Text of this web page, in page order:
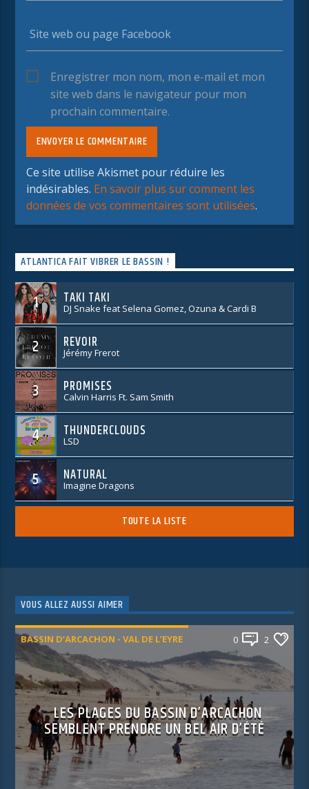
Enregistrer mon nom, mon e-mail et mon
site web dans le navigateur pour mon
prochain commentaire.
Ce site utilise Akismet pour réduire les
indésirables. En savoir plus sur comment les
données de vos commentaires sont utilisées.
ATLANTICA FAIT VIBRER LE BASSIN !
1 TAKI TAKI
DJ Snake feat Selena Gomez, Ozuna & Cardi B
2 REVOIR
Jérémy Frerot
3 PROMISES
Calvin Harris Ft. Sam Smith
4 THUNDERCLOUDS
LSD
5 NATURAL
Imagine Dragons
TOUTE LA LISTE
VOUS ALLEZ AUSSI AIMER
BASSIN D’ARCACHON - VAL DE L’EYRE 0 2
LES PLAGES DU BASSIN D’ARCACHON
SEMBLENT PRENDRE UN BEL AIR D’ÉTÉ